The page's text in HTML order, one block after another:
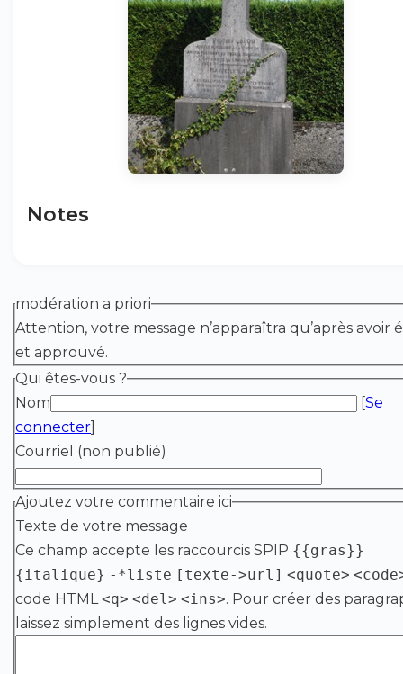
Notes
modération a priori
Attention, votre message n’apparaîtra qu’après avoir
et approuvé.
Qui êtes-vous ?
Nom
[Se
connecter]
Courriel (non publié)
Ajoutez votre commentaire ici
Texte de votre message
Ce champ accepte les raccourcis SPIP {{gras}}
{italique} -*liste [texte->url] <quote>
code HTML<q> <del> <ins>. Pour créer des
laissez simplement des lignes vides.